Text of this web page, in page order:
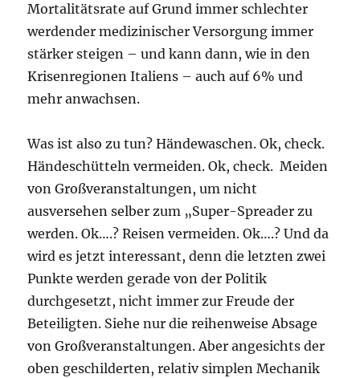
Mortalitätsrate auf Grund immer schlechter
werdender medizinischer Versorgung immer
stärker steigen – und kann dann, wie in den
Krisenregionen Italiens – auch auf 6% und
mehr anwachsen.
Was ist also zu tun? Händewaschen. Ok, check.
Händeschütteln vermeiden. Ok, check. Meiden
von Großveranstaltungen, um nicht
ausversehen selber zum „Super-Spreader zu
werden. Ok….? Reisen vermeiden. Ok….? Und da
wird es jetzt interessant, denn die letzten zwei
Punkte werden gerade von der Politik
durchgesetzt, nicht immer zur Freude der
Beteiligten. Siehe nur die reihenweise Absage
von Großveranstaltungen. Aber angesichts der
oben geschilderten, relativ simplen Mechanik